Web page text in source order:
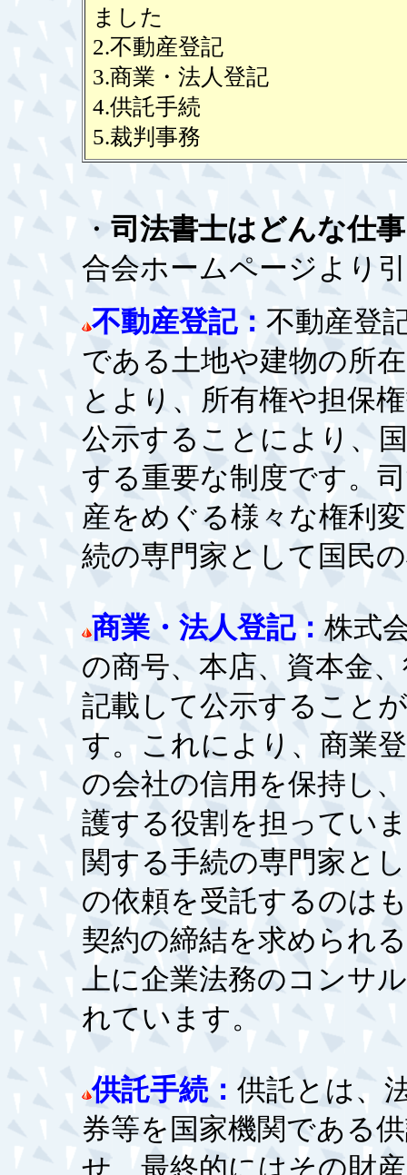
ました
2.不動産登記
3.商業・法人登記
4.供託手続
5.裁判事務
・ 司法書士はどんな仕
合会ホームページより
不動産登記： 不動産登
である土地や建物の所
とより、所有権や担保
公示することにより、
する重要な制度です。
産をめぐる様々な権利
続の専門家として国民
商業・法人登記：株式
の商号、本店、資本金
記載して公示すること
す。これにより、商業
の会社の信用を保持し
護する役割を担ってい
関する手続の専門家と
の依頼を受託するのは
契約の締結を求められ
上に企業法務のコンサ
れています。
供託手続： 供託とは、
券等を国家機関である
せ、最終的にはその財